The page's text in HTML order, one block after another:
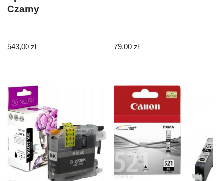
Czarny
543,00 zł 79,00zł